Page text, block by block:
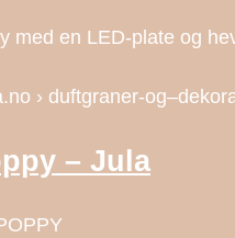
med en LED-plate og
› duftgraner-
– Jula